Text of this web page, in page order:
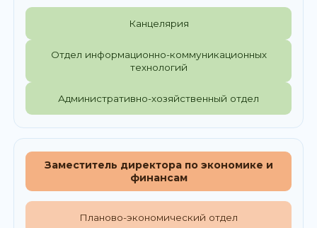
Канцелярия
Отдел информационно-коммуникационных
технологий
Административно-хозяйственный отдел
Заместитель директора по экономике и
финансам
Планово-экономический отдел